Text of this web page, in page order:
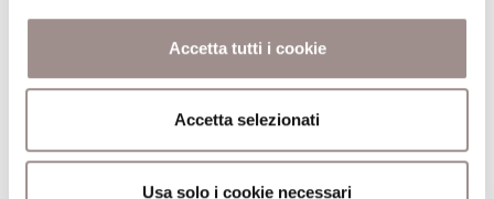
Accetta tutti i cookie
Accetta selezionati
Usa solo i cookie necessari
21/09/2008
Città dell&#39;utopia
Rassegna di film- Undergrounddi Emir Kusturica
(1995, 163&#39;)